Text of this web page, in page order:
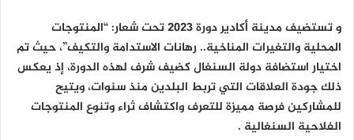
و تستضيف مدينة أكادير دورة 2023 تحت شعار: “المنتوجات
المحلية والتغيرات المناخية.. رهانات الاستدامة والتكيف”، حيث تم
اختيار استضافة دولة السنغال كضيف شرف لهذه الدورة، إذ يعكس
ذلك جودة العلاقات التي تربط البلدين منذ سنوات، ويتيح
للمشاركين فرصة مميزة للتعرف واكتشاف ثراء وتنوع المنتوجات
الفلاحية السنغالية .